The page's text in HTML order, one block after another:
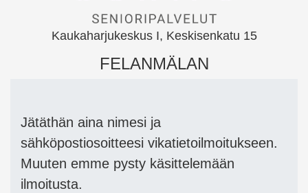
Kaukaharjukeskus I, Keskisenkatu 15
FELANMÄLAN
Jätäthän aina nimesi ja
sähköpostiosoitteesi vikatietoilmoitukseen.
Muuten emme pysty käsittelemään
ilmoitusta.